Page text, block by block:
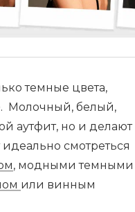
темные цвета,
Молочный, белый,
аутфит, но и делают
смотреться
, модными темными
или винным